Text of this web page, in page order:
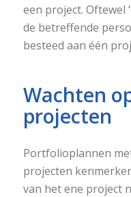
een project. Oftewel
de betreffende
besteed aan één
Wachten
projecten
Portfolioplannen
projecten
van het ene project